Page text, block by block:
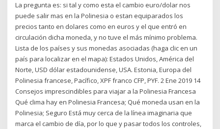
La pregunta es: si tal y como esta el cambio euro/dolar nos
puede salir mas en la Polinesia o estan equiparados los
precios tanto en dolares como en euros y el que entró en
circulación dicha moneda, y no tuve el más mínimo problema.
Lista de los países y sus monedas asociadas (haga clic en un
país para localizar en el mapa): Estados Unidos, América del
Norte, USD dólar estadounidense, USA. Estonia, Europa del
Polinesia francese, Pacífico, XPF franco CFP, PYF. 2 Ene 2019 14
Consejos imprescindibles para viajar a la Polinesia Francesa
Qué clima hay en Polinesia Francesa; Qué moneda usan en la
Polinesia; Seguro Está muy cerca de la línea imaginaria que
marca el cambio de día, por lo que y pasar todos los controles,